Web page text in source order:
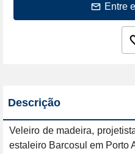
Entre
Descrição
Veleiro de madeira,
estaleiro Barcosul em Porto